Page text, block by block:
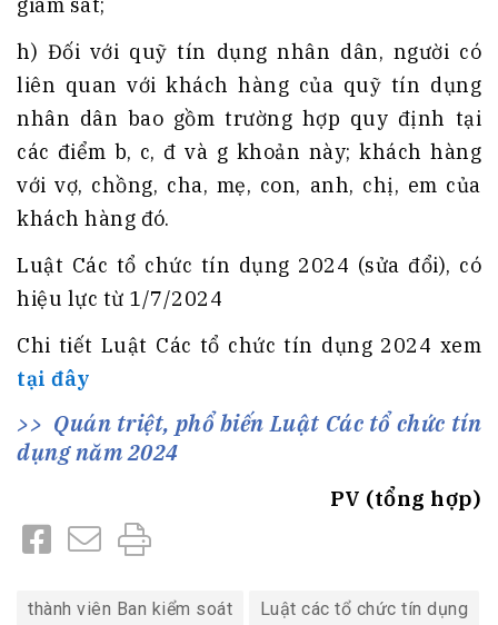
giám sát;
h) Đối với quỹ tín dụng nhân dân, người có
liên quan với khách hàng của quỹ tín dụng
nhân dân bao gồm trường hợp quy định tại
các điểm b, c, đ và g khoản này; khách hàng
với vợ, chồng, cha, mẹ, con, anh, chị, em của
khách hàng đó.
Luật Các tổ chức tín dụng 2024 (sửa đổi), có
hiệu lực từ 1/7/2024
Chi tiết Luật Các tổ chức tín dụng 2024 xem
tại đây
Quán triệt, phổ biến Luật Các tổ chức tín
dụng năm 2024
PV (tổng hợp)
thành viên Ban kiểm soát Luật các tổ chức tín dụng